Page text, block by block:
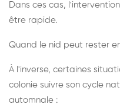
Dans ces cas,
être rapide.
Quand le nid peut rester
À l'inverse, certaines
colonie suivre son cycle
automnale :